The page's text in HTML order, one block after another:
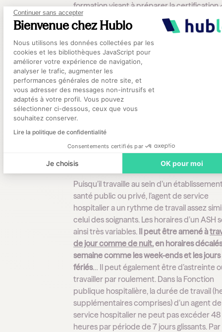
Continuer sans accepter
Bienvenue chez Hublo
Plateforme de Gestion du
Nous utilisons les données collectées par les
cookies et les bibliothèques JavaScript pour
améliorer votre expérience de navigation,
analyser le trafic, augmenter les
performances générales de notre site, et
vous adresser des messages non-intrusifs et
adaptés à votre profil. Vous pouvez
sélectionner ci-dessous, ceux que vous
souhaitez conserver.
Lire la politique de confidentialité
Consentements certifiés par
Je choisis OK pour moi
Axeptio consent
formation visant à préparer la certification
agent de service médico-social ». Sa
alors en fonction de l’organisme de
sélectionné. Quoiqu’il en soit, la formation
devenir ASH sera à la fois composée de
théoriques et pratiques.
Conditions de travail
ASH et évolutions de
carrière
Puisqu’il travaille au sein d’un
santé public ou privé, l’agent de service
hospitalier a un rythme de travail assez
celui des soignants. Les horaires d’un ASH
ainsi très variables. Il peut être amené à
de jour comme de nuit, en horaires
semaine comme les week-ends et les jours
fériés… Il peut également être d’astreinte
travailler par roulement. Dans la Fonction
publique hospitalière, la durée de travail
supplémentaires comprises) d’un agent de
service hospitalier ne peut pas excéder 48
heures par période de 7 jours glissants. Par